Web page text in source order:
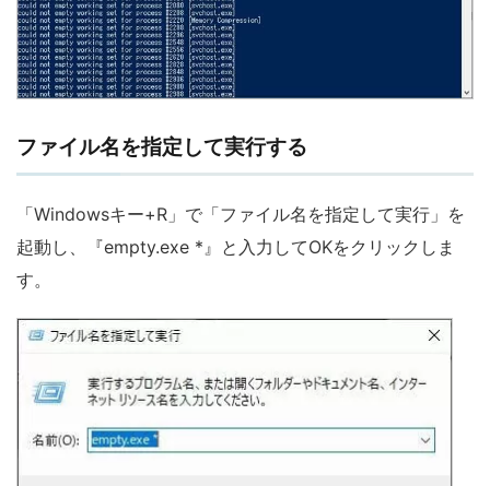
ファイル名を指定して実行する
「Windowsキー+R」で「ファイル名を指定して実行」を
起動し、『empty.exe *』と入力してOKをクリックしま
す。